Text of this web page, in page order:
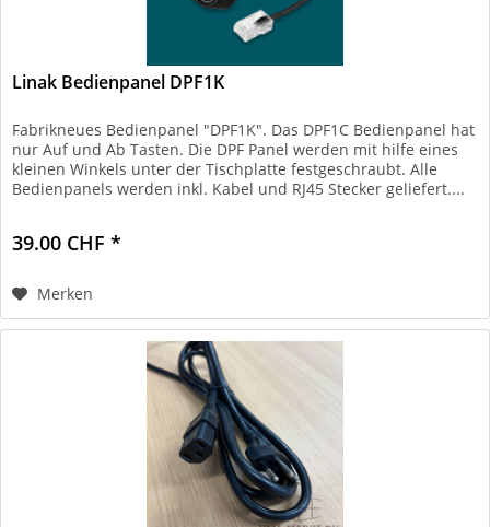
Linak Bedienpanel DPF1K
Fabrikneues Bedienpanel "DPF1K". Das DPF1C Bedienpanel hat
nur Auf und Ab Tasten. Die DPF Panel werden mit hilfe eines
kleinen Winkels unter der Tischplatte festgeschraubt. Alle
Bedienpanels werden inkl. Kabel und RJ45 Stecker geliefert....
39.00 CHF *
Merken